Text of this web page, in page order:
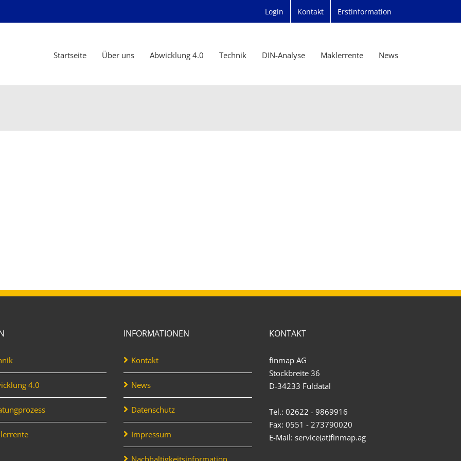
Login Kontakt Erstinformation
Startseite Über uns Abwicklung 4.0 Technik DIN-Analyse Maklerrente News
4.0
INFORMATIONEN
Kontakt
News
Datenschutz
Impressum
Nachhaltigkeitsinformation
KONTAKT
finmap AG
Stockbreite 36
D-34233 Fuldatal
Tel.: 02622 - 9869916
Fax: 0551 - 273790020
E-Mail: service(at)finmap.ag